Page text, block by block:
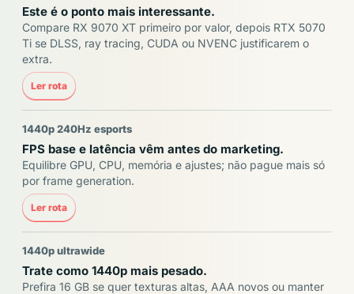
Este é o ponto mais interessante.
Compare RX 9070 XT primeiro por valor, depois RTX 5070
Ti se DLSS, ray tracing, CUDA ou NVENC justificarem o
extra.
Ler rota
1440p 240Hz esports
FPS base e latência vêm antes do marketing.
Equilibre GPU, CPU, memória e ajustes; não pague mais só
por frame generation.
Ler rota
1440p ultrawide
Trate como 1440p mais pesado.
Prefira 16 GB se quer texturas altas, AAA novos ou manter